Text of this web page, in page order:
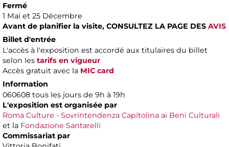
Fermé
1 Mai et 25 Décembre
Avant de planifier la visite, CONSULTEZ LA PAGE DES AVIS
Billet d'entrée
L'accès à l'exposition est accordé aux titulaires du billet
selon les tarifs en vigueur
Accès gratuit avec la MIC card
Information
060608 tous les jours de 9h à 19h
L'exposition est organisée par
Roma Culture - Sovrintendenza Capitolina ai Beni Culturali
et la Fondazione Santarelli
Commissariat par